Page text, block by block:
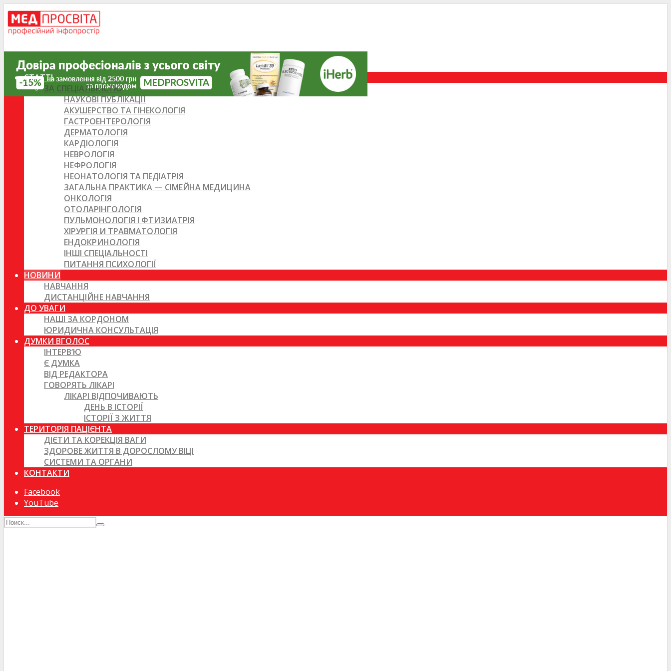
СТАТТІ
ЗА СПЕЦІАЛЬНІСТЮ
НАУКОВІ ПУБЛІКАЦІЇ
АКУШЕРСТВО ТА ГІНЕКОЛОГІЯ
ГАСТРОЕНТЕРОЛОГІЯ
ДЕРМАТОЛОГІЯ
КАРДІОЛОГІЯ
НЕВРОЛОГІЯ
НЕФРОЛОГІЯ
НЕОНАТОЛОГІЯ ТА ПЕДІАТРІЯ
ЗАГАЛЬНА ПРАКТИКА — СІМЕЙНА МЕДИЦИНА
ОНКОЛОГІЯ
ОТОЛАРІНГОЛОГІЯ
ПУЛЬМОНОЛОГІЯ І ФТИЗИАТРІЯ
ХІРУРГІЯ И ТРАВМАТОЛОГІЯ
ЕНДОКРИНОЛОГІЯ
ІНШІ СПЕЦІАЛЬНОСТІ
ПИТАННЯ ПСИХОЛОГІЇ
НОВИНИ
НАВЧАННЯ
ДИСТАНЦІЙНЕ НАВЧАННЯ
ДО УВАГИ
НАШІ ЗА КОРДОНОМ
ЮРИДИЧНА КОНСУЛЬТАЦІЯ
ДУМКИ ВГОЛОС
ІНТЕРВ’Ю
Є ДУМКА
ВІД РЕДАКТОРА
ГОВОРЯТЬ ЛІКАРІ
ЛІКАРІ ВІДПОЧИВАЮТЬ
ДЕНЬ В ІСТОРІЇ
ІСТОРІЇ З ЖИТТЯ
ТЕРИТОРІЯ ПАЦІЄНТА
ДІЄТИ ТА КОРЕКЦІЯ ВАГИ
ЗДОРОВЕ ЖИТТЯ В ДОРОСЛОМУ ВІЦІ
СИСТЕМИ ТА ОРГАНИ
КОНТАКТИ
Facebook
YouTube